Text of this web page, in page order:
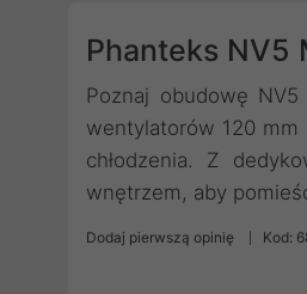
Phanteks NV5
Poznaj obudowę
wentylatorów 120
chłodzenia. Z
wnętrzem, aby
Dodaj pierwszą opinię Kod: